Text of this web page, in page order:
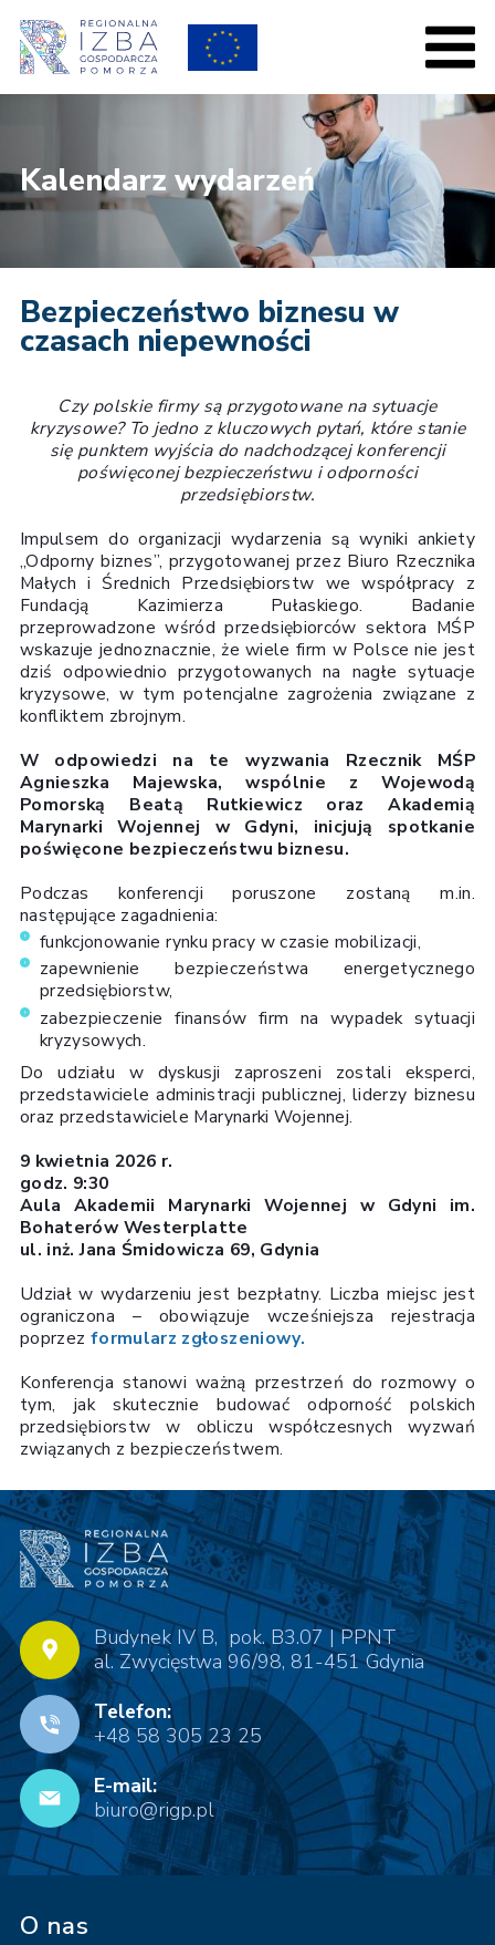
Kalendarz wydarzeń
Bezpieczeństwo biznesu w
czasach niepewności
Czy polskie firmy są przygotowane na sytuacje
kryzysowe? To jedno z kluczowych pytań, które stanie
się punktem wyjścia do nadchodzącej konferencji
poświęconej bezpieczeństwu i odporności
przedsiębiorstw.
Impulsem do organizacji wydarzenia są wyniki ankiety
„Odporny biznes”, przygotowanej przez Biuro Rzecznika
Małych i Średnich Przedsiębiorstw we współpracy z
Fundacją Kazimierza Pułaskiego. Badanie
przeprowadzone wśród przedsiębiorców sektora MŚP
wskazuje jednoznacznie, że wiele firm w Polsce nie jest
dziś odpowiednio przygotowanych na nagłe sytuacje
kryzysowe, w tym potencjalne zagrożenia związane z
konfliktem zbrojnym.
W odpowiedzi na te wyzwania Rzecznik MŚP
Agnieszka Majewska, wspólnie z Wojewodą
Pomorską Beatą Rutkiewicz oraz Akademią
Marynarki Wojennej w Gdyni, inicjują spotkanie
poświęcone bezpieczeństwu biznesu.
Podczas konferencji poruszone zostaną m.in.
następujące zagadnienia:
funkcjonowanie rynku pracy w czasie mobilizacji,
zapewnienie bezpieczeństwa energetycznego
przedsiębiorstw,
zabezpieczenie finansów firm na wypadek sytuacji
kryzysowych.
Do udziału w dyskusji zaproszeni zostali eksperci,
przedstawiciele administracji publicznej, liderzy biznesu
oraz przedstawiciele Marynarki Wojennej.
9 kwietnia 2026 r.
godz. 9:30
Aula Akademii Marynarki Wojennej w Gdyni im.
Bohaterów Westerplatte
ul. inż. Jana Śmidowicza 69, Gdynia
Udział w wydarzeniu jest bezpłatny. Liczba miejsc jest
ograniczona – obowiązuje wcześniejsza rejestracja
poprzez formularz zgłoszeniowy.
Konferencja stanowi ważną przestrzeń do rozmowy o
tym, jak skutecznie budować odporność polskich
przedsiębiorstw w obliczu współczesnych wyzwań
związanych z bezpieczeństwem.
Budynek IV B, pok. B3.07 | PPNT
al. Zwycięstwa 96/98, 81-451 Gdynia
Telefon:
+48 58 305 23 25
E-mail:
biuro@rigp.pl
O nas